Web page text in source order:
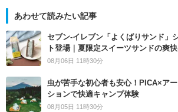
あわせて読みたい記事
セブン‐イレブン「よくばりサンド」
ト登場｜夏限定スイーツサンドの爽
08月06日 11時30分
虫が苦手な初心者も安心！PICA×ア
ションで快適キャンプ体験
08月05日 11時30分